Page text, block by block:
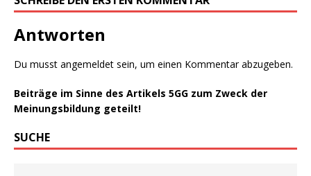
Antworten
Du musst angemeldet sein, um einen Kommentar abzugeben.
Beiträge im Sinne des Artikels 5GG zum Zweck der
Meinungsbildung geteilt!
SUCHE